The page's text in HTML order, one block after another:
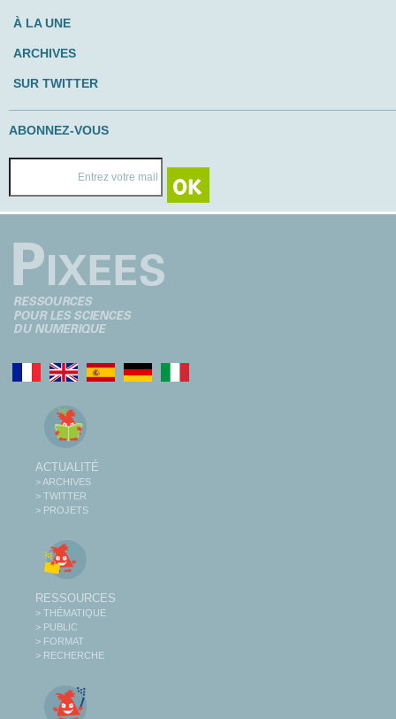
À LA UNE
ARCHIVES
SUR TWITTER
ABONNEZ-VOUS
ACTUALITÉ
> ARCHIVES
> TWITTER
> PROJETS
RESSOURCES
> THÉMATIQUE
> PUBLIC
> FORMAT
> RECHERCHE